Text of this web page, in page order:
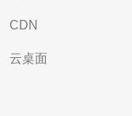
CDN
云桌面